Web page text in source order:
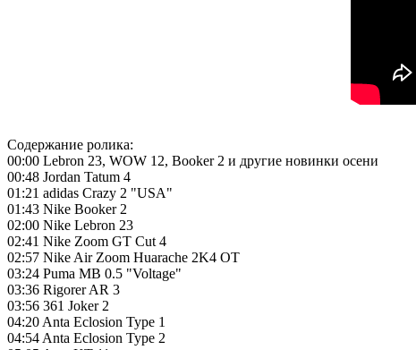
Содержание ролика:
00:00 Lebron 23, WOW 12, Booker 2 и другие новинки осени
00:48 Jordan Tatum 4
01:21 adidas Crazy 2 "USA"
01:43 Nike Booker 2
02:00 Nike Lebron 23
02:41 Nike Zoom GT Cut 4
02:57 Nike Air Zoom Huarache 2K4 OT
03:24 Puma MB 0.5 "Voltage"
03:36 Rigorer AR 3
03:56 361 Joker 2
04:20 Anta Eclosion Type 1
04:54 Anta Eclosion Type 2